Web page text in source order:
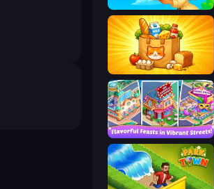
HappyVille Merge Farm
Farm Merge Market
Mom's Diary 2